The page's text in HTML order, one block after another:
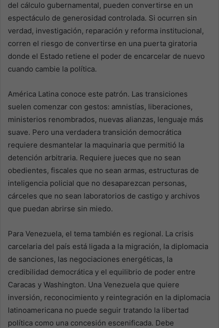
del cálculo gubernamental, pueden convertirse en un
espectáculo de generosidad controlada. Si ocurren sin
verdad, investigación, reparación y reforma institucional,
corren el riesgo de convertirse en una puerta giratoria
donde el Estado retiene el poder de encarcelar de nuevo
cuando cambie la política.
América Latina conoce este patrón. Las transiciones
suelen comenzar con gestos: amnistías, liberaciones,
ministerios renombrados, nuevas alianzas, lenguaje más
suave. Pero una verdadera transición democrática
requiere desmantelar la maquinaria que permitió la
detención arbitraria. Requiere jueces que no sean
obedientes, fiscales que no sean armas, estructuras de
inteligencia policial que no desaparezcan personas,
cárceles que no sean laboratorios de castigo y archivos
que puedan abrirse sin miedo.
Para Venezuela, el tema también es regional. La crisis
carcelaria del país está ligada a la migración, la diplomacia
de sanciones, las negociaciones energéticas, la
credibilidad democrática y el equilibrio de poder entre
Caracas y Washington. Una Venezuela que quiere
inversión, reconocimiento y reintegración en la diplomacia
latinoamericana no puede seguir tratando la libertad
política como una concesión escenificada. Debe